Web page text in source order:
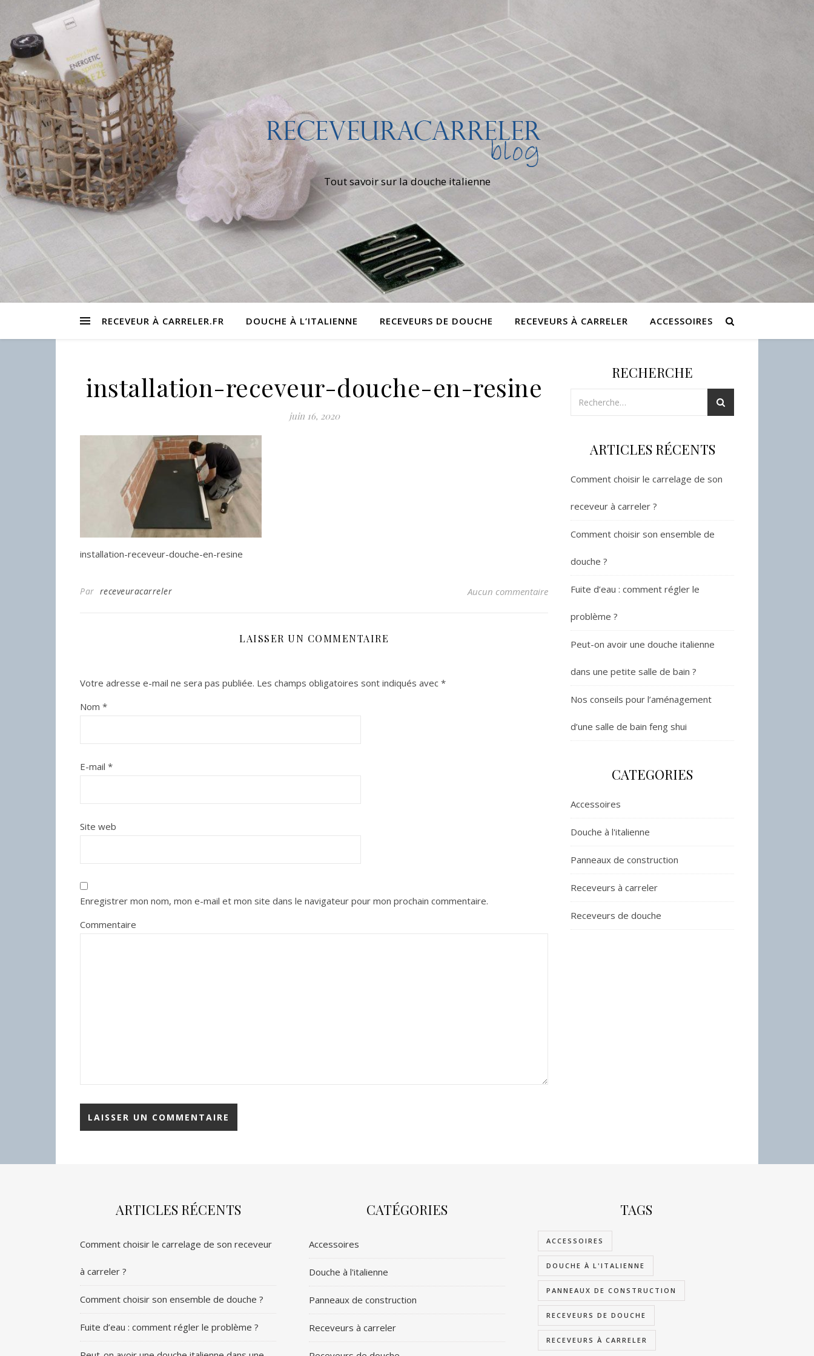
Tout savoir sur la douche italienne
RECEVEUR À CARRELER.FR DOUCHE À L’ITALIENNE RECEVEURS DE DOUCHE RECEVEURS À CARRELER ACCESSOIRES
installation-receveur-douche-en-resine
juin 16, 2020
installation-receveur-douche-en-resine
Par receveuracarreler Aucun commentaire
LAISSER UN COMMENTAIRE
Votre adresse e-mail ne sera pas publiée. Les champs obligatoires sont indiqués avec *
Nom *
E-mail *
Site web
Enregistrer mon nom, mon e-mail et mon site dans le navigateur pour mon prochain commentaire.
Commentaire
RECHERCHE
ARTICLES RÉCENTS
Comment choisir le carrelage de son
receveur à carreler ?
Comment choisir son ensemble de
douche ?
Fuite d’eau : comment régler le
problème ?
Peut-on avoir une douche italienne
dans une petite salle de bain ?
Nos conseils pour l’aménagement
d’une salle de bain feng shui
CATEGORIES
Accessoires
Douche à l'italienne
Panneaux de construction
Receveurs à carreler
Receveurs de douche
ARTICLES RÉCENTS
Comment choisir le carrelage de son receveur
à carreler ?
Comment choisir son ensemble de douche ?
Fuite d’eau : comment régler le problème ?
CATÉGORIES
Accessoires
Douche à l'italienne
Panneaux de construction
Receveurs à carreler
TAGS
ACCESSOIRES
DOUCHE À L'ITALIENNE
PANNEAUX DE CONSTRUCTION
RECEVEURS DE DOUCHE
RECEVEURS À CARRELER